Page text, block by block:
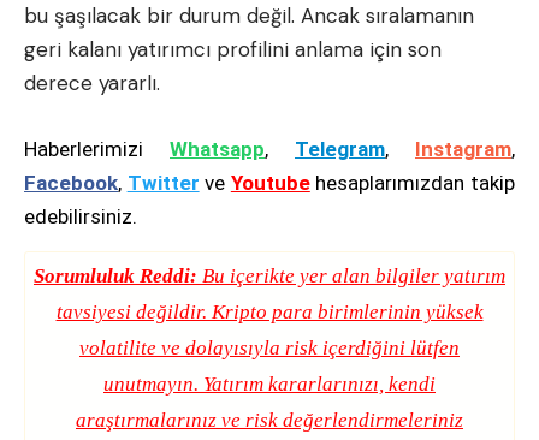
bu şaşılacak bir durum değil. Ancak sıralamanın
geri kalanı yatırımcı profilini anlama için son
derece yararlı.
Haberlerimizi Whatsapp, Telegram, Instagram,
Facebook, Twitter ve Youtubehesaplarımızdan takip
edebilirsiniz.
Sorumluluk Reddi: Bu içerikte yer alan bilgiler yatırım
tavsiyesi değildir. Kripto para birimlerinin yüksek
volatilite ve dolayısıyla risk içerdiğini lütfen
unutmayın. Yatırım kararlarınızı, kendi
araştırmalarınız ve risk değerlendirmeleriniz